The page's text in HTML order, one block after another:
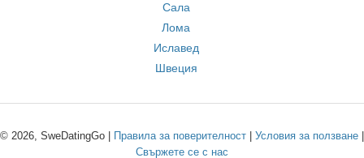
Сала
Лома
Иславед
Швеция
© 2026, SweDatingGo | Правила за поверителност Условия за ползване
Свържете се с нас